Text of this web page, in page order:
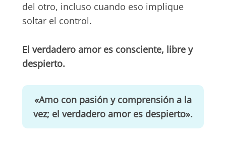
del otro, incluso cuando eso implique
soltar el control.
El verdadero amor es consciente, libre y
despierto.
«Amo con pasión y comprensión a la
vez; el verdadero amor es despierto».